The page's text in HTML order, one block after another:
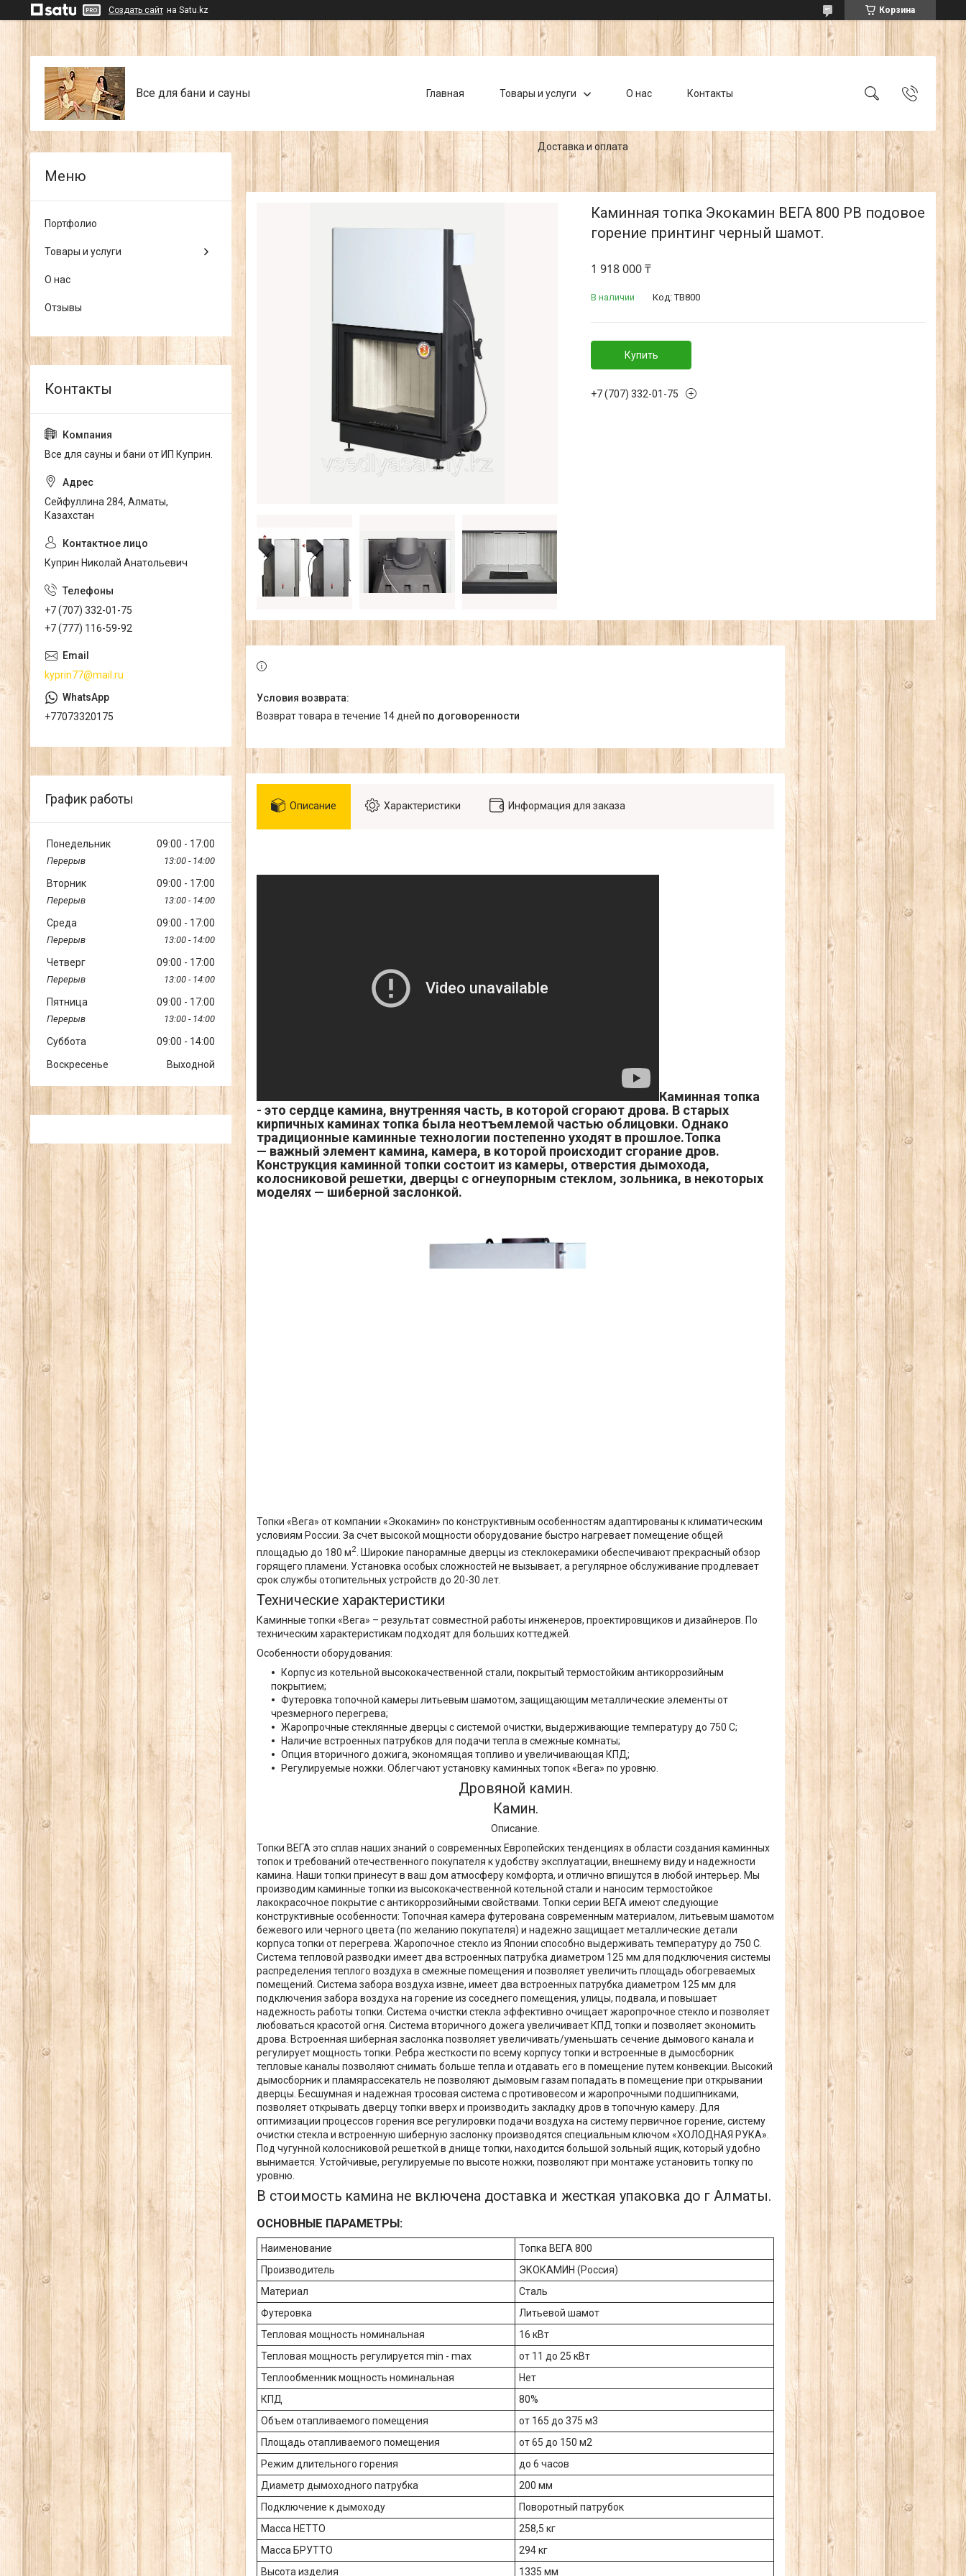
Создать сайт на Satu.kz Корзина
Все для бани и сауны Главная Товары и услуги О нас Контакты
Доставка и оплата
Каминная топка Экокамин ВЕГА 800 PB подовое
горение принтинг черный шамот.
1 918 000 ₸
В наличии Код:ТВ800
Купить
+7 (707) 332-01-75
возврат товара в течение 14 дней по договоренности
Описание Характеристики Информация для заказа
Каминная топка
- это сердце камина, внутренняя часть, в которой сгорают дрова. В старых
кирпичных каминах топка была неотъемлемой частью облицовки. Однако
традиционные каминные технологии постепенно уходят в прошлое.Топка
— важный элемент камина, камера, в которой происходит сгорание дров.
Конструкция каминной топки состоит из камеры, отверстия дымохода,
колосниковой решетки, дверцы с огнеупорным стеклом, зольника, в некоторых
моделях — шиберной заслонкой.
Топки «Вега» от компании «Экокамин» по конструктивным особенностям адаптированы к климатическим
условиям России. За счет высокой мощности оборудование быстро нагревает помещение общей
площадью до 180 м2 . Широкие панорамные дверцы из стеклокерамики обеспечивают прекрасный обзор
горящего пламени. Установка особых сложностей не вызывает, а регулярное обслуживание продлевает
срок службы отопительных устройств до 20-30 лет.
Технические характеристики
Каминные топки «Вега» – результат совместной работы инженеров, проектировщиков и дизайнеров. По
техническим характеристикам подходят для больших коттеджей.
Особенности оборудования:
Корпус из котельной высококачественной стали, покрытый термостойким антикоррозийным
покрытием;
Футеровка топочной камеры литьевым шамотом, защищающим металлические элементы от
чрезмерного перегрева;
Жаропрочные стеклянные дверцы с системой очистки, выдерживающие температуру до 750 С;
Наличие встроенных патрубков для подачи тепла в смежные комнаты;
Опция вторичного дожига, экономящая топливо и увеличивающая КПД;
Регулируемые ножки. Облегчают установку каминных топок «Вега» по уровню.
Дровяной камин.
Камин.
Описание.
Топки ВЕГА это сплав наших знаний о современных Европейских тенденциях в области создания каминных
топок и требований отечественного покупателя к удобству эксплуатации, внешнему виду и надежности
камина. Наши топки принесут в ваш дом атмосферу комфорта, и отлично впишутся в любой интерьер. Мы
производим каминные топки из высококачественной котельной стали и наносим термостойкое
лакокрасочное покрытие с антикоррозийными свойствами. Топки серии ВЕГА имеют следующие
конструктивные особенности: Топочная камера футерована современным материалом, литьевым шамотом
бежевого или черного цвета (по желанию покупателя) и надежно защищает металлические детали
корпуса топки от перегрева. Жаропочное стекло из Японии способно выдерживать температуру до 750 С.
Система тепловой разводки имеет два встроенных патрубка диаметром 125 мм для подключения системы
распределения теплого воздуха в смежные помещения и позволяет увеличить площадь обогреваемых
помещений. Система забора воздуха извне, имеет два встроенных патрубка диаметром 125 мм для
подключения забора воздуха на горение из соседнего помещения, улицы, подвала, и повышает
надежность работы топки. Система очистки стекла эффективно очищает жаропрочное стекло и позволяет
любоваться красотой огня. Система вторичного дожега увеличивает КПД топки и позволяет экономить
дрова. Встроенная шиберная заслонка позволяет увеличивать/уменьшать сечение дымового канала и
регулирует мощность топки. Ребра жесткости по всему корпусу топки и встроенные в дымосборник
тепловые каналы позволяют снимать больше тепла и отдавать его в помещение путем конвекции. Высокий
дымосборник и пламярассекатель не позволяют дымовым газам попадать в помещение при открывании
дверцы. Бесшумная и надежная тросовая система с противовесом и жаропрочными подшипниками,
позволяет открывать дверцу топки вверх и производить закладку дров в топочную камеру. Для
оптимизации процессов горения все регулировки подачи воздуха на систему первичное горение, систему
очистки стекла и встроенную шиберную заслонку производятся специальным ключом «ХОЛОДНАЯ РУКА».
Под чугунной колосниковой решеткой в днище топки, находится большой зольный ящик, который удобно
вынимается. Устойчивые, регулируемые по высоте ножки, позволяют при монтаже установить топку по
уровню.
В стоимость камина не включена доставка и жесткая упаковка до г Алматы.
ОСНОВНЫЕ ПАРАМЕТРЫ:
Наименование
Топка ВЕГА 800
Производитель
ЭКОКАМИН (Россия)
Материал
Сталь
Футеровка
Литьевой шамот
Тепловая мощность номинальная
16 кВт
Тепловая мощность регулируется min - max
от 11 до 25 кВт
Теплообменник мощность номинальная
Нет
КПД
80%
Объем отапливаемого помещения
от 165 до 375 м3
Площадь отапливаемого помещения
от 65 до 150 м2
Режим длительного горения
до 6 часов
Диаметр дымоходного патрубка
200 мм
Подключение к дымоходу
Поворотный патрубок
Масса НЕТТО
258,5 кг
Масса БРУТТО
294 кг
Высота изделия
1335 мм
Портфолио
Товары и услуги
О нас
Отзывы
Все для сауны и бани от ИП Куприн.
Сейфуллина 284, Алматы,
Казахстан
Куприн Николай Анатольевич
+7 (707) 332-01-75
+7 (777) 116-59-92
kyprin77@mail.ru
+77073320175
График работы
Понедельник 09:00 17:00
13:00 14:00
Вторник 09:00 17:00
13:00 14:00
Среда 09:00 17:00
13:00 14:00
Четверг 09:00 17:00
13:00 14:00
Пятница 09:00 17:00
13:00 14:00
Суббота 09:00
14:00
Воскресенье
Выходной